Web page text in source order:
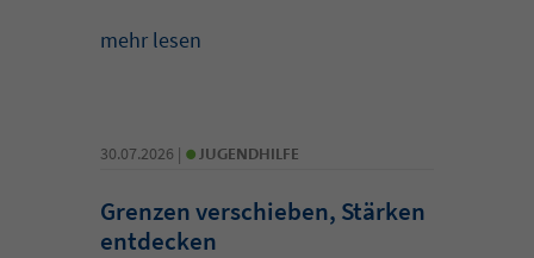
mehr lesen
30.07.2026 | • JUGENDHILFE
Grenzen verschieben, Stärken
entdecken